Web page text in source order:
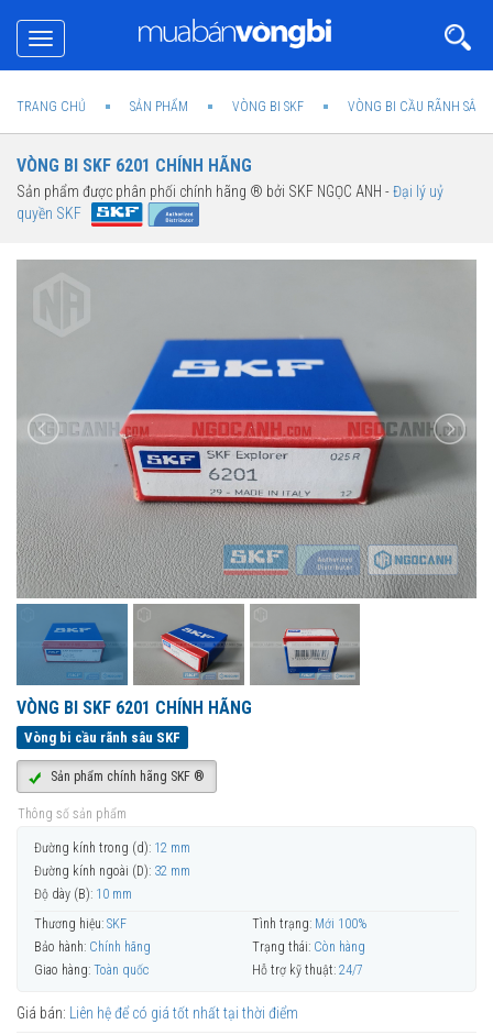
Toggle
navigation
TRANG CHỦ SẢN PHẨM VÒNG BI SKF VÒNG BI CẦU RÃNH SÂU
VÒNG BI SKF 6201 CHÍNH HÃNG
Sản phẩm được phân phối chính hãng ® bởi SKF NGỌC ANH -Đại lý uỷ
quyền SKF
VÒNG BI SKF 6201 CHÍNH HÃNG
Vòng bi cầu rãnh sâu SKF
Sản phẩm chính hãng SKF ®
Thông số sản phẩm
Đường kính trong (d): 12 mm
Đường kính ngoài (D): 32 mm
Độ dày (B): 10 mm
Thương hiệu: SKF Tình trạng: Mới 100%
Bảo hành: Chính hãng Trạng thái: Còn hàng
Giao hàng: Toàn quốc Hỗ trợ kỹ thuật: 24/7
Giá bán: Liên hệ để có giá tốt nhất tại thời điểm